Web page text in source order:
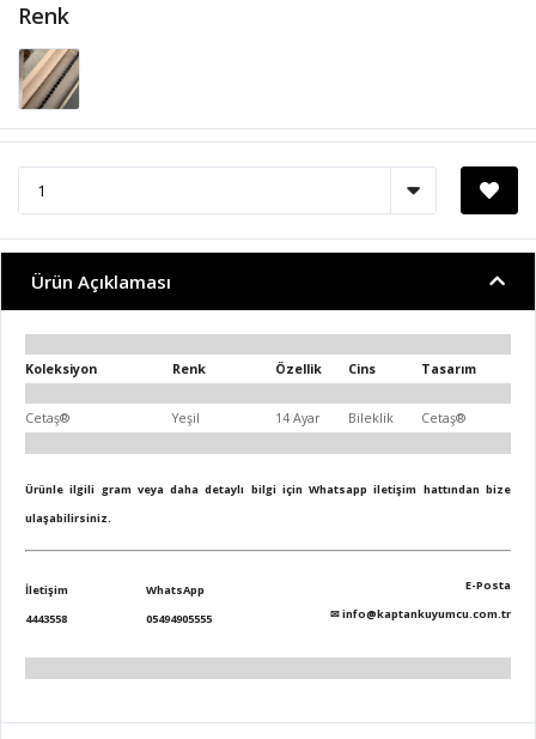
Renk
Ürün Açıklaması
Koleksiyon Renk Özellik Cins Tasarım
Cetaş® Yeşil 14 Ayar Bileklik Cetaş®
Ürünle ilgili gram veya daha detaylı bilgi için Whatsapp iletişim hattından bize
ulaşabilirsiniz.
İletişim
4443558
WhatsApp
05494905555
E-Posta
✉info@kaptankuyumcu.com.tr